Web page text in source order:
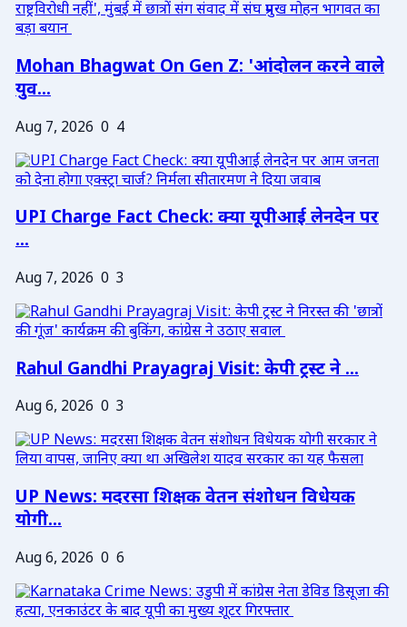
Mohan Bhagwat On Gen Z: 'आंदोलन करने वाले
युव...
Aug 7, 2026 0 4
UPI Charge Fact Check: क्या यूपीआई लेनदेन पर
...
Aug 7, 2026 0 3
Rahul Gandhi Prayagraj Visit: केपी ट्रस्ट ने ...
Aug 6, 2026 0 3
UP News: मदरसा शिक्षक वेतन संशोधन विधेयक
योगी...
Aug 6, 2026 0 6